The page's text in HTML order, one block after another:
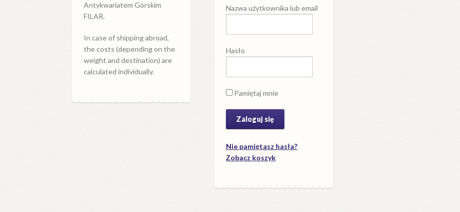
Antykwariatem Górskim
FILAR.
In case of shipping abroad,
the costs (depending on the
weight and destination) are
calculated individually.
Nazwa użytkownika lub email
Hasło
Pamiętaj mnie
Nie pamiętasz hasła?
Zobacz koszyk